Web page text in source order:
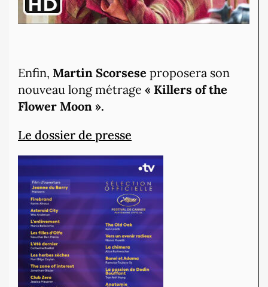
Enfin, Martin Scorsese proposera son
nouveau long métrage « Killers of the
Flower Moon ».
Le dossier de presse